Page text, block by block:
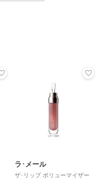
ラ･メール
ザ･リップ ボリューマイザー